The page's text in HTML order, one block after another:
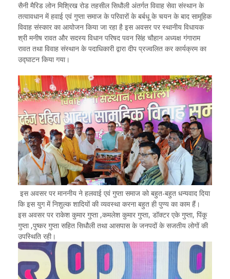
सैनी मैरिड लोन मिश्रिख रोड तहसील सिधौली अंतर्गत विवाह सेवा संस्थान के
तत्वावधान में हवाई एवं गुप्ता समाज के परिवारों के बर्बधू के चयन के बाद सामूहिक
विवाह संस्कार का आयोजन किया जा रहा है इस अवसर पर स्थानीय विधायक
श्री मनीष रावत और सदस्य विधान परिषद पवन सिंह चौहान अध्यक्ष गंगाराम
रावत तथा विवाह संस्थान के पदाधिकारी द्वारा दीप प्रज्वलित कर कार्यक्रम का
उद्घाटन किया गया।
इस अवसर पर माननीय ने हलवाई एवं गुप्ता समाज को बहुत-बहुत धन्यवाद दिया
कि इस युग में निशुल्क शादियों की व्यवस्था करना बहुत ही पुण्य का काम हैं।
इस अवसर पर राकेश कुमार गुप्ता ,कमलेश कुमार गुप्ता, डॉक्टर एके गुप्ता, पिंकू
गुप्ता ,पुष्कर गुप्ता सहित सिधौली तथा आसपास के जनपदों के सजतीय लोगों की
उपस्थिति रही।